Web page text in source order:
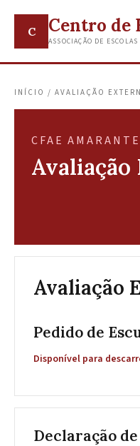
C Centro de
ASSOCIAÇÃO DE
INÍCIO / AVALIAÇÃO
CFAE
Avaliação
Avaliação
Pedido de
Disponível para
Declaração